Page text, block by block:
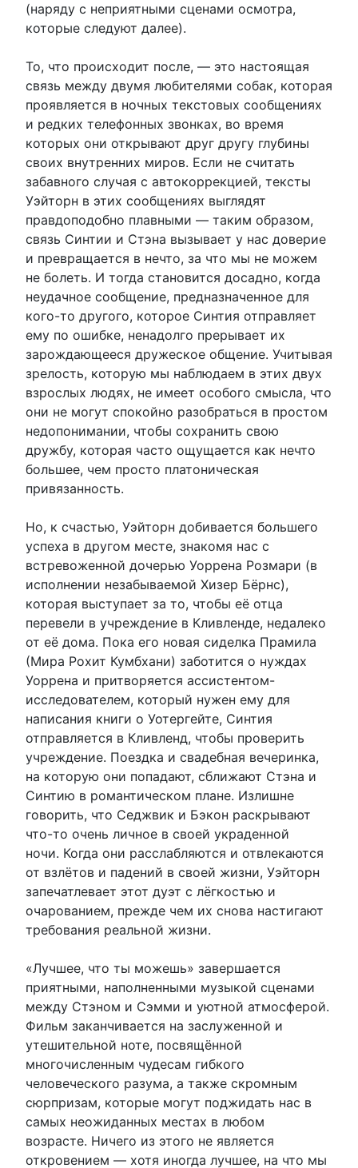
(наряду с неприятными сценами осмотра,
которые следуют далее).
То, что происходит после, — это настоящая
связь между двумя любителями собак, которая
проявляется в ночных текстовых сообщениях
и редких телефонных звонках, во время
которых они открывают друг другу глубины
своих внутренних миров. Если не считать
забавного случая с автокоррекцией, тексты
Уэйторн в этих сообщениях выглядят
правдоподобно плавными — таким образом,
связь Синтии и Стэна вызывает у нас доверие
и превращается в нечто, за что мы не можем
не болеть. И тогда становится досадно, когда
неудачное сообщение, предназначенное для
кого-то другого, которое Синтия отправляет
ему по ошибке, ненадолго прерывает их
зарождающееся дружеское общение. Учитывая
зрелость, которую мы наблюдаем в этих двух
взрослых людях, не имеет особого смысла, что
они не могут спокойно разобраться в простом
недопонимании, чтобы сохранить свою
дружбу, которая часто ощущается как нечто
большее, чем просто платоническая
привязанность.
Но, к счастью, Уэйторн добивается большего
успеха в другом месте, знакомя нас с
встревоженной дочерью Уоррена Розмари (в
исполнении незабываемой Хизер Бёрнс),
которая выступает за то, чтобы её отца
перевели в учреждение в Кливленде, недалеко
от её дома. Пока его новая сиделка Прамила
(Мира Рохит Кумбхани) заботится о нуждах
Уоррена и притворяется ассистентом-
исследователем, который нужен ему для
написания книги о Уотергейте, Синтия
отправляется в Кливленд, чтобы проверить
учреждение. Поездка и свадебная вечеринка,
на которую они попадают, сближают Стэна и
Синтию в романтическом плане. Излишне
говорить, что Седжвик и Бэкон раскрывают
что-то очень личное в своей украденной
ночи. Когда они расслабляются и отвлекаются
от взлётов и падений в своей жизни, Уэйторн
запечатлевает этот дуэт с лёгкостью и
очарованием, прежде чем их снова настигают
требования реальной жизни.
«Лучшее, что ты можешь» завершается
приятными, наполненными музыкой сценами
между Стэном и Сэмми и уютной атмосферой.
Фильм заканчивается на заслуженной и
утешительной ноте, посвящённой
многочисленным чудесам гибкого
человеческого разума, а также скромным
сюрпризам, которые могут поджидать нас в
самых неожиданных местах в любом
возрасте. Ничего из этого не является
откровением — хотя иногда лучшее, на что мы